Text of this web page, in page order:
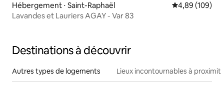
Hébergement ⋅ Saint-Raphaël Évaluation
4,89 (109)
Lavandes et Lauriers AGAY - Var 83
Destinations à découvrir
Autres types de logements Lieux incontournables à